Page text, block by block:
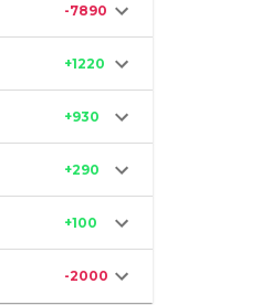
-7890
+1220
+930
+290
+100
-2000